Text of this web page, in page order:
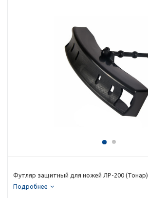
Футляр защитный для ножей ЛР-200 (Тонар)
Подробнее